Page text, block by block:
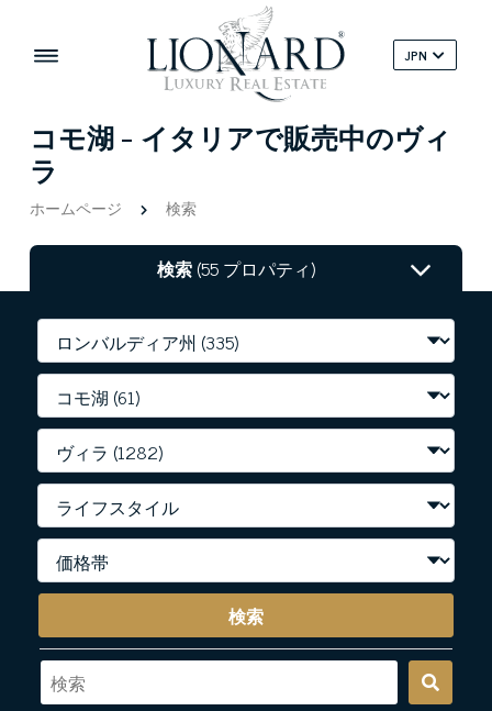
JPN
コモ湖 - イタリアで販売中のヴィ
ラ
ホームページ 検索
検索(55 プロパティ)
検索